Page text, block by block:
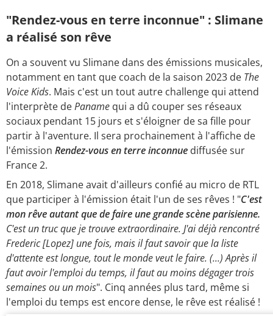
"Rendez-vous en terre inconnue" : Slimane
a réalisé son rêve
On a souvent vu Slimane dans des émissions musicales,
notamment en tant que coach de la saison 2023 de The
Voice Kids. Mais c'est un tout autre challenge qui attend
l'interprète dePaname qui a dû couper ses réseaux
sociaux pendant 15 jours et s'éloigner de sa fille pour
partir à l'aventure. Il sera prochainement à l'affiche de
l'émission Rendez-vous en terre inconnue diffusée sur
France 2.
En 2018, Slimane avait d'ailleurs confié au micro de RTL
que participer à l'émission était l'un de ses rêves ! "C'est
mon rêve autant que de faire une grande scène parisienne.
C'est un truc que je trouve extraordinaire. J'ai déjà rencontré
Frederic [Lopez] une fois, mais il faut savoir que la liste
d'attente est longue, tout le monde veut le faire. (...) Après il
faut avoir l'emploi du temps, il faut au moins dégager trois
semaines ou un mois". Cinq années plus tard, même si
l'emploi du temps est encore dense, le rêve est réalisé !